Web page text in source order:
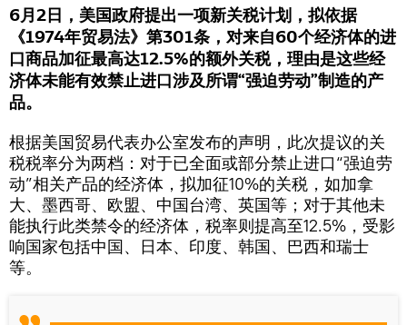
6月2日，美国政府提出一项新关税计划，拟依据
《1974年贸易法》第301条，对来自60个经济体的进
口商品加征最高达12.5%的额外关税，理由是这些经
济体未能有效禁止进口涉及所谓“强迫劳动”制造的产
品。
根据美国贸易代表办公室发布的声明，此次提议的关
税税率分为两档：对于已全面或部分禁止进口“强迫劳
动”相关产品的经济体，拟加征10%的关税，如加拿
大、墨西哥、欧盟、中国台湾、英国等；对于其他未
能执行此类禁令的经济体，税率则提高至12.5%，受影
响国家包括中国、日本、印度、韩国、巴西和瑞士
等。